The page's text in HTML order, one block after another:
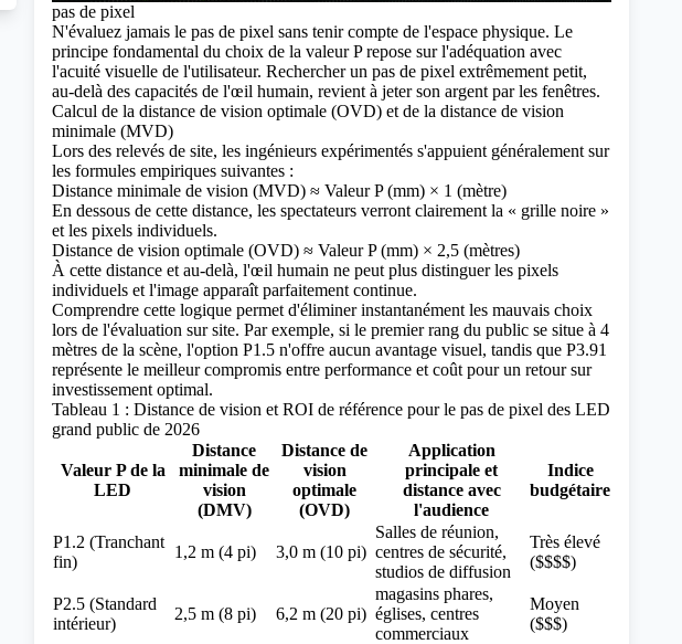
pas de pixel
N'évaluez jamais le pas de pixel sans tenir compte de l'espace physique. Le
principe fondamental du choix de la valeur P repose sur l'adéquation avec
l'acuité visuelle de l'utilisateur. Rechercher un pas de pixel extrêmement petit,
au-delà des capacités de l'œil humain, revient à jeter son argent par les fenêtres.
Calcul de la distance de vision optimale (OVD) et de la distance de vision
minimale (MVD)
Lors des relevés de site, les ingénieurs expérimentés s'appuient généralement sur
les formules empiriques suivantes :
Distance minimale de vision (MVD) ≈ Valeur P (mm) × 1 (mètre)
En dessous de cette distance, les spectateurs verront clairement la « grille noire »
et les pixels individuels.
Distance de vision optimale (OVD) ≈ Valeur P (mm) × 2,5 (mètres)
À cette distance et au-delà, l'œil humain ne peut plus distinguer les pixels
individuels et l'image apparaît parfaitement continue.
Comprendre cette logique permet d'éliminer instantanément les mauvais choix
lors de l'évaluation sur site. Par exemple, si le premier rang du public se situe à 4
mètres de la scène, l'option P1.5 n'offre aucun avantage visuel, tandis que P3.91
représente le meilleur compromis entre performance et coût pour un retour sur
investissement optimal.
Tableau 1 : Distance de vision et ROI de référence pour le pas de pixel des LED
grand public de 2026
Valeur P de la
LED
Distance
minimale de
vision
(DMV)
Distance de
vision
optimale
(OVD)
Application
principale et
distance avec
l'audience
Indice
budgétaire
P1.2 (Tranchant
fin)
1,2 m (4 pi) 3,0 m (10 pi)
Salles de réunion,
centres de sécurité,
studios de diffusion
Très élevé
($$$$)
P2.5 (Standard
intérieur)
2,5 m (8 pi) 6,2 m (20 pi)
magasins phares,
églises, centres
commerciaux
Moyen
($$$)